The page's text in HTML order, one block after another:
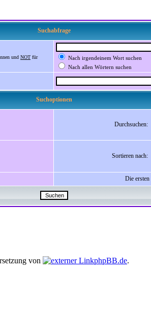
Suchabfrage
und NOT für
Nach irgendeinem Wort suchen
Nach allen Wörtern suchen
Suchoptionen
Durchsuchen:
Sortieren nach:
Die ersten
von phpBB.de.